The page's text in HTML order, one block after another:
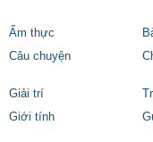
Ẩm thực
Câu chuyện
Giải trí
Giới tính